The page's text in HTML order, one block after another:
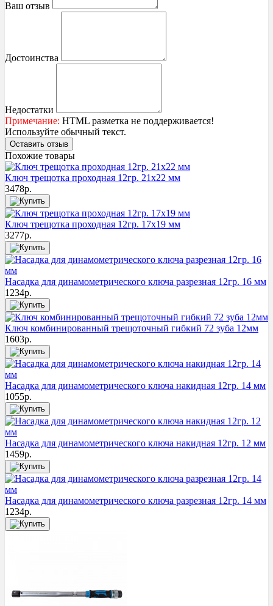
Ваш отзыв
Достоинства
Недостатки
Примечание: HTML разметка не поддерживается!
Используйте обычный текст.
Оставить отзыв
Похожие товары
Ключ трещотка проходная 12гр. 21x22 мм
3478р.
Ключ трещотка проходная 12гр. 17х19 мм
3277р.
Насадка для динамометрического ключа разрезная 12гр. 16 мм
1234р.
Ключ комбинированный трещоточный гибкий 72 зуба 12мм
1603р.
Насадка для динамометрического ключа накидная 12гр. 14 мм
1055р.
Насадка для динамометрического ключа накидная 12гр. 12 мм
1459р.
Насадка для динамометрического ключа разрезная 12гр. 14 мм
1234р.